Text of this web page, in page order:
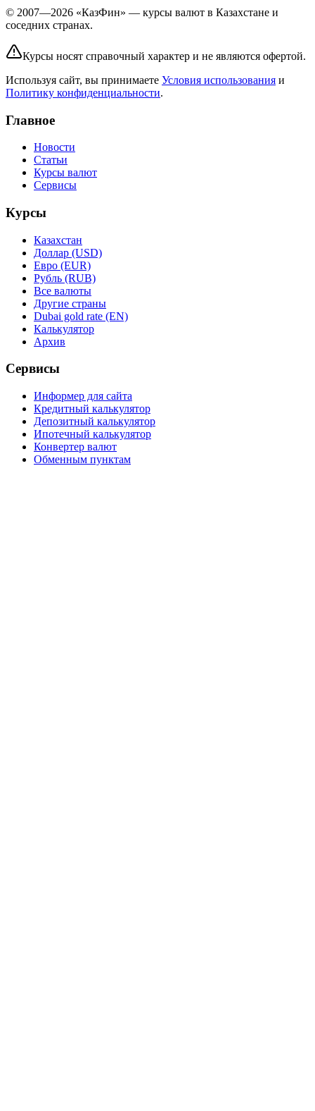
© 2007—2026 «КазФин» — курсы валют в Казахстане и
соседних странах.
Курсы носят справочный характер и не являются офертой.
Используя сайт, вы принимаете Условия использования и
Политику конфиденциальности.
Главное
Новости
Статьи
Курсы валют
Сервисы
Курсы
Казахстан
Доллар (USD)
Евро (EUR)
Рубль (RUB)
Все валюты
Другие страны
Dubai gold rate (EN)
Калькулятор
Архив
Сервисы
Информер для сайта
Кредитный калькулятор
Депозитный калькулятор
Ипотечный калькулятор
Конвертер валют
Обменным пунктам